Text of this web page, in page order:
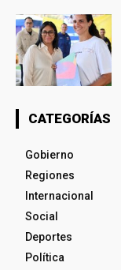
CATEGORÍAS
Gobierno
Regiones
Internacional
Social
Deportes
Política